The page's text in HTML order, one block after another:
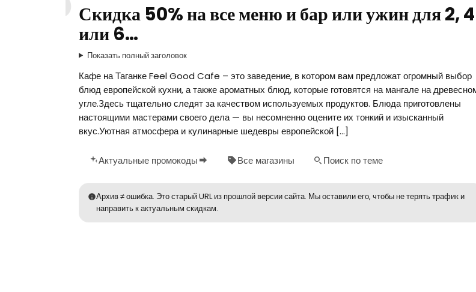
Скидка 50% на все меню и бар или ужин для 2, 4
или 6…
Показать полный заголовок
Кафе на Таганке Feel Good Cafe – это заведение, в котором вам предложат огромный выбор
блюд европейской кухни, а также ароматных блюд, которые готовятся на мангале на
угле.Здесь тщательно следят за качеством используемых продуктов. Блюда приготовлены
настоящими мастерами своего дела — вы несомненно оцените их тонкий и изысканный
вкус.Уютная атмосфера и кулинарные шедевры европейской […]
Актуальные промокоды Все магазины Поиск по теме
Архив ≠ ошибка. Это старый URL из прошлой версии сайта. Мы оставили его, чтобы не терять трафик и
направить к актуальным скидкам.